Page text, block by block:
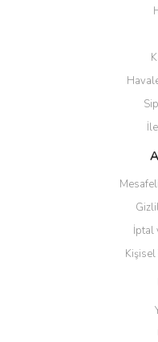
Ürün resmi kalitesiz,
Ürün açıklamasında
Ürün bilgilerinde
Ürün fiyatı diğer
Bu ürüne benzer farklı
İptal
Kişisel